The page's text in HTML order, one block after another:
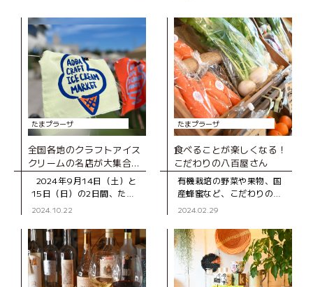
たまプラーザ
全国各地のクラフトアイス
クリームの名店が大集合！
初イベント 「AOBA
CRAFT ICE CREAM
MARKET」レポート
2024年9月14日（土）と
15日（日）の2日間、たま
プラーザ テラス ノースプラ
庭園「COMMON FIELD」
と駅前の広場「
2024.10.22
たまプラーザ
食べることが楽しくなる！
こだわりの八百屋さん
有機栽培の野菜や果物、国
産蜂蜜など、こだわりの食
材に出合える店「三井ナチ
ラーザ テラスで行われてい
る「テラスマルシェ」や、
毎週土・日
2024.02.29